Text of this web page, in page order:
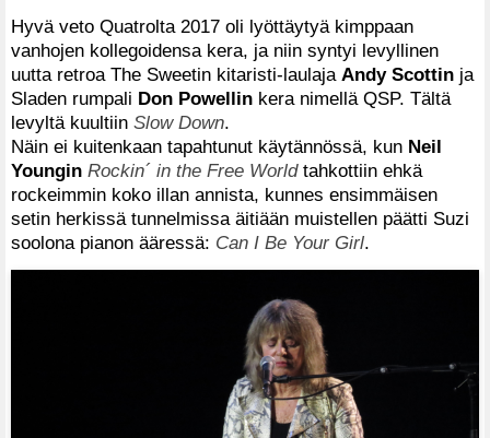
Hyvä veto Quatrolta 2017 oli lyöttäytyä kimppaan
vanhojen kollegoidensa kera, ja niin syntyi levyllinen
uutta retroa The Sweetin kitaristi-laulaja Andy Scottin ja
Sladen rumpali Don Powellin kera nimellä QSP. Tältä
levyltä kuultiin Slow Down.
Näin ei kuitenkaan tapahtunut käytännössä, kun Neil
Youngin Rockin´ in the Free Worldtahkottiin ehkä
rockeimmin koko illan annista, kunnes ensimmäisen
setin herkissä tunnelmissa äitiään muistellen päätti Suzi
soolona pianon ääressä: Can I Be Your Girl.